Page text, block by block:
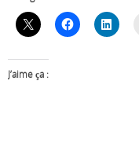
J’aime ça :